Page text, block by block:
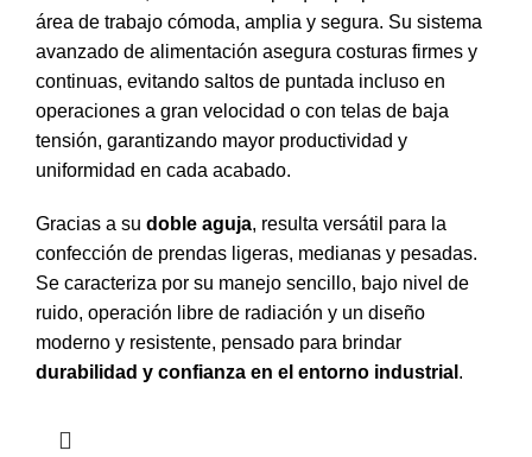
área de trabajo cómoda, amplia y segura. Su sistema
avanzado de alimentación asegura costuras firmes y
continuas, evitando saltos de puntada incluso en
operaciones a gran velocidad o con telas de baja
tensión, garantizando mayor productividad y
uniformidad en cada acabado.
Gracias a su doble aguja, resulta versátil para la
confección de prendas ligeras, medianas y pesadas.
Se caracteriza por su manejo sencillo, bajo nivel de
ruido, operación libre de radiación y un diseño
moderno y resistente, pensado para brindar
durabilidad y confianza en el entorno industrial .